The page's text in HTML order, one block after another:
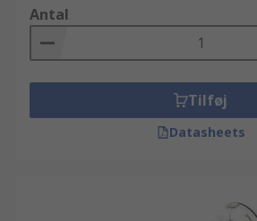
Antal
Tilføj
Datasheets